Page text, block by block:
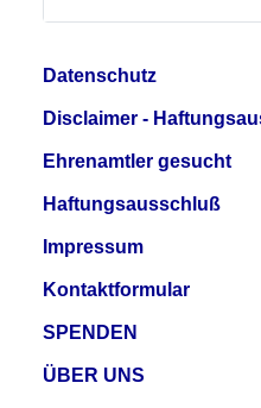
Datenschutz
Disclaimer -
Ehrenamtler gesucht
Haftungsausschluß
Impressum
Kontaktformular
SPENDEN
ÜBER UNS